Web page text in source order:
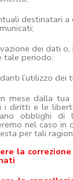
destinatari a
dei dati o,
tale periodo;
l’utilizzo dei
mese dalla tua
i diritti e le
obblighi di
nel caso in
per tali
la